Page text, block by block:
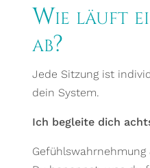
Wie läuft
ab?
Jede Sitzung ist
dein System.
Ich begleite dich
Gefühlswahrnehmung